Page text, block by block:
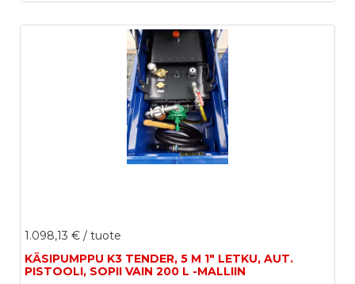
1.098,13 € / tuote
KÄSIPUMPPU K3 TENDER, 5 M 1" LETKU, AUT.
PISTOOLI, SOPII VAIN 200 L -MALLIIN